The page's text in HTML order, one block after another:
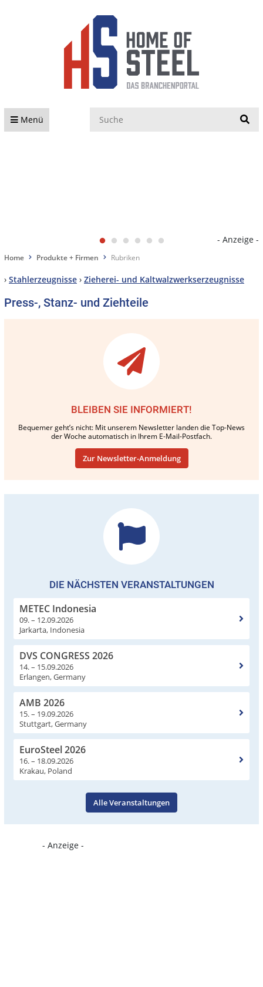
Menü
- Anzeige -
Home Produkte + Firmen Rubriken
› Stahlerzeugnisse › Zieherei- und Kaltwalzwerkserzeugnisse
Press-, Stanz- und Ziehteile
BLEIBEN SIE INFORMIERT!
Bequemer geht’s nicht: Mit unserem Newsletter landen die Top-News
der Woche automatisch in Ihrem E-Mail-Postfach.
Zur Newsletter-Anmeldung
DIE NÄCHSTEN VERANSTALTUNGEN
METEC Indonesia
09. – 12.09.2026
Jarkarta, Indonesia
DVS CONGRESS 2026
14. – 15.09.2026
Erlangen, Germany
AMB 2026
15. – 19.09.2026
Stuttgart, Germany
EuroSteel 2026
16. – 18.09.2026
Krakau, Poland
Alle Veranstaltungen
- Anzeige -